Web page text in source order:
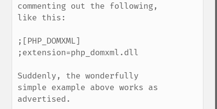
commenting out the following,
like this:
;[PHP_DOMXML]
;extension=php_domxml.dll
Suddenly, the wonderfully
simple example above works as
advertised.